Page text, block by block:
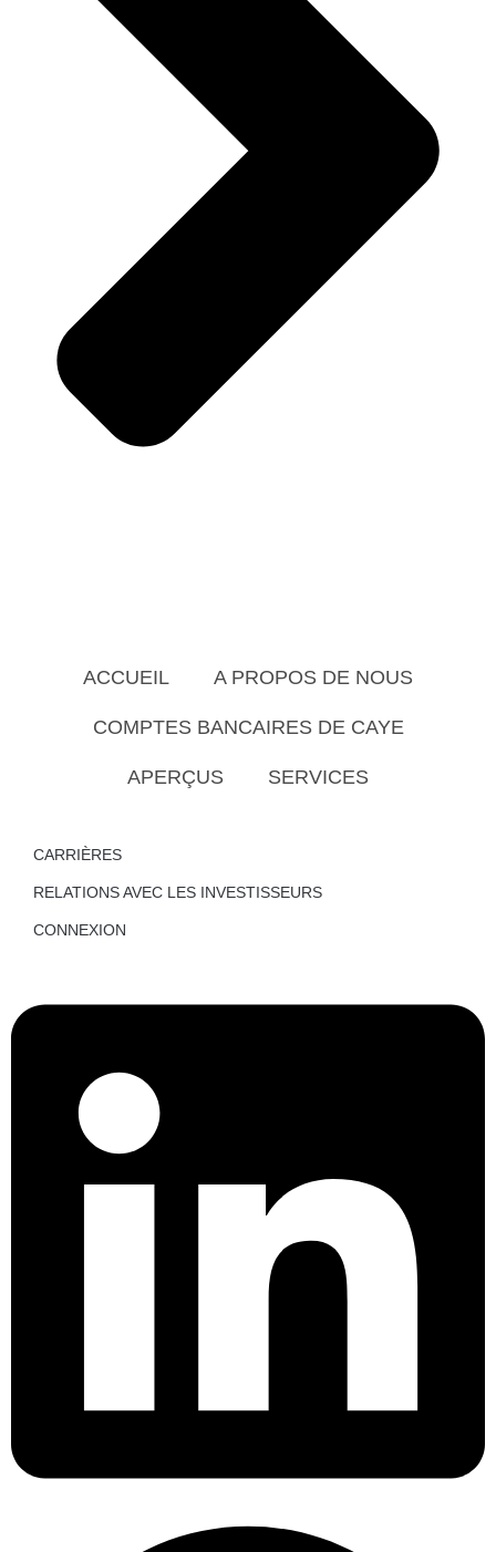
ACCUEIL A PROPOS DE NOUS
COMPTES BANCAIRES DE CAYE
APERÇUS SERVICES
CARRIÈRES
RELATIONS AVEC LES INVESTISSEURS
CONNEXION